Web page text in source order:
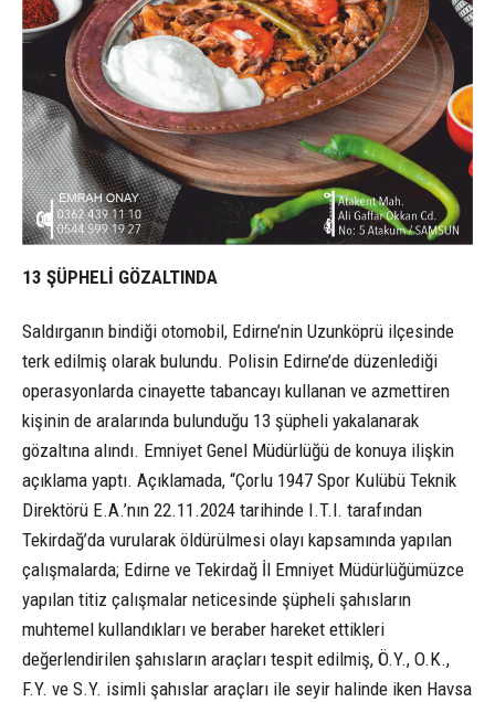
13 ŞÜPHELİ GÖZALTINDA
Saldırganın bindiği otomobil, Edirne’nin Uzunköprü ilçesinde
terk edilmiş olarak bulundu. Polisin Edirne’de düzenlediği
operasyonlarda cinayette tabancayı kullanan ve azmettiren
kişinin de aralarında bulunduğu 13 şüpheli yakalanarak
gözaltına alındı. Emniyet Genel Müdürlüğü de konuya ilişkin
açıklama yaptı. Açıklamada, “Çorlu 1947 Spor Kulübü Teknik
Direktörü E.A.’nın 22.11.2024 tarihinde I.T.l. tarafından
Tekirdağ’da vurularak öldürülmesi olayı kapsamında yapılan
çalışmalarda; Edirne ve Tekirdağ İl Emniyet Müdürlüğümüzce
yapılan titiz çalışmalar neticesinde şüpheli şahısların
muhtemel kullandıkları ve beraber hareket ettikleri
değerlendirilen şahısların araçları tespit edilmiş, Ö.Y., O.K.,
F.Y. ve S.Y. isimli şahıslar araçları ile seyir halinde iken Havsa